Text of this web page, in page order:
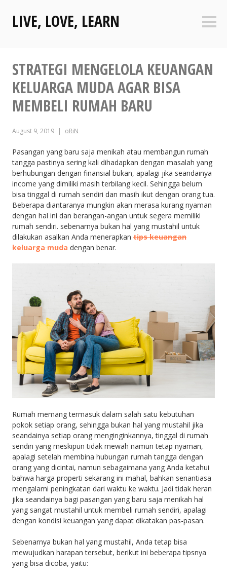
contentLIVE, LOVE, LEARN
STRATEGI MENGELOLA KEUANGAN
KELUARGA MUDA AGAR BISA
MEMBELI RUMAH BARU
August 9, 2019 oRiN
Pasangan yang baru saja menikah atau membangun rumah
tangga pastinya sering kali dihadapkan dengan masalah yang
berhubungan dengan finansial bukan, apalagi jika seandainya
income yang dimiliki masih terbilang kecil. Sehingga belum
bisa tinggal di rumah sendiri dan masih ikut dengan orang tua.
Beberapa diantaranya mungkin akan merasa kurang nyaman
dengan hal ini dan berangan-angan untuk segera memiliki
rumah sendiri. sebenarnya bukan hal yang mustahil untuk
dilakukan asalkan Anda menerapkan tips keuangan
keluarga muda dengan benar.
Rumah memang termasuk dalam salah satu kebutuhan
pokok setiap orang, sehingga bukan hal yang mustahil jika
seandainya setiap orang menginginkannya, tinggal di rumah
sendiri yang meskipun tidak mewah namun tetap nyaman,
apalagi setelah membina hubungan rumah tangga dengan
orang yang dicintai, namun sebagaimana yang Anda ketahui
bahwa harga properti sekarang ini mahal, bahkan senantiasa
mengalami peningkatan dari waktu ke waktu. Jadi tidak heran
jika seandainya bagi pasangan yang baru saja menikah hal
yang sangat mustahil untuk membeli rumah sendiri, apalagi
dengan kondisi keuangan yang dapat dikatakan pas-pasan.
Sebenarnya bukan hal yang mustahil, Anda tetap bisa
mewujudkan harapan tersebut, berikut ini beberapa tipsnya
yang bisa dicoba, yaitu: